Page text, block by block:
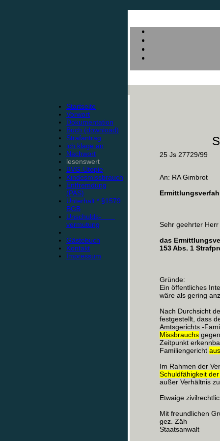
Startseite
Vorwort
Dokumentation
Buch (download)
Strafantrag
ich klage an
Nachwort
lesenswert
BVG-Utopie
Kindesmissbrauch
Entfremdung
(PAS)
Unterhalt * §1579
BGB
Unschulds-
vermutung
Gästebuch
Kontakt
Impressum
25 Js 27729/99
An: RA Gimbrot
Sehr geehrter
das
153 Abs. 1
Gründe:
Ein öffentliches
wäre als gering
Nach Durchsicht
festgestellt, dass
Amtsgerichts -
Missbrauchs
Zeitpunkt
Familiengericht
Im Rahmen der
Schuldfähigkeit
außer Verhältnis
Etwaige
Mit freundlichen
gez. Zäh
Staatsanwalt